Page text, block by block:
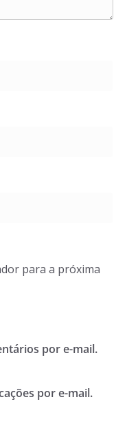
para a próxima
por e-mail.
por e-mail.